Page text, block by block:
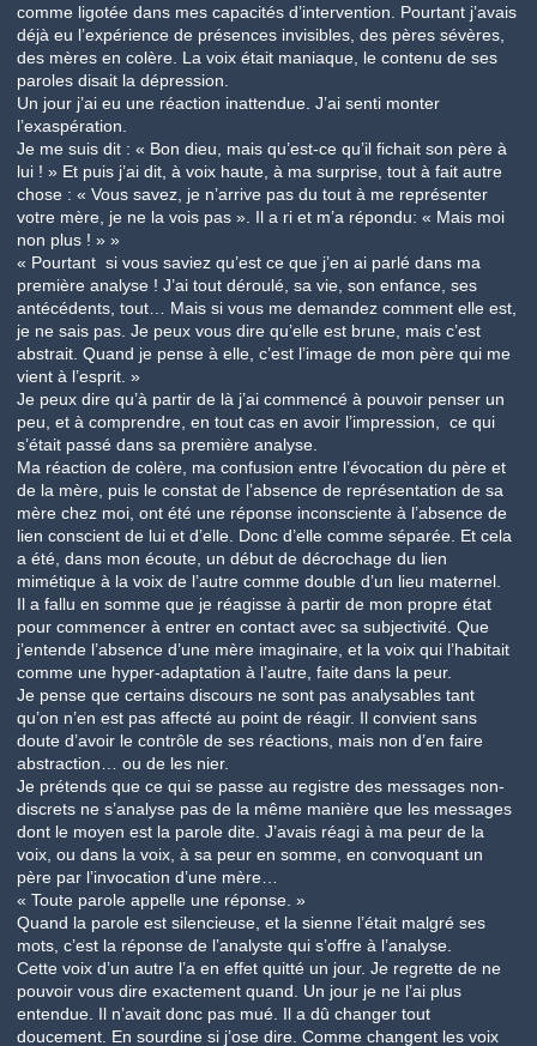
comme ligotée dans mes capacités d’intervention. Pourtant j’avais
déjà eu l’expérience de présences invisibles, des pères sévères,
des mères en colère. La voix était maniaque, le contenu de ses
paroles disait la dépression.
Un jour j’ai eu une réaction inattendue. J’ai senti monter
l’exaspération.
Je me suis dit : « Bon dieu, mais qu’est-ce qu’il fichait son père à
lui ! » Et puis j’ai dit, à voix haute, à ma surprise, tout à fait autre
chose : « Vous savez, je n’arrive pas du tout à me représenter
votre mère, je ne la vois pas ». Il a ri et m’a répondu: « Mais moi
non plus ! » »
« Pourtant si vous saviez qu’est ce que j’en ai parlé dans ma
première analyse ! J’ai tout déroulé, sa vie, son enfance, ses
antécédents, tout… Mais si vous me demandez comment elle est,
je ne sais pas. Je peux vous dire qu’elle est brune, mais c’est
abstrait. Quand je pense à elle, c’est l’image de mon père qui me
vient à l’esprit. »
Je peux dire qu’à partir de là j’ai commencé à pouvoir penser un
peu, et à comprendre, en tout cas en avoir l’impression, ce qui
s’était passé dans sa première analyse.
Ma réaction de colère, ma confusion entre l’évocation du père et
de la mère, puis le constat de l’absence de représentation de sa
mère chez moi, ont été une réponse inconsciente à l’absence de
lien conscient de lui et d’elle. Donc d’elle comme séparée. Et cela
a été, dans mon écoute, un début de décrochage du lien
mimétique à la voix de l’autre comme double d’un lieu maternel.
Il a fallu en somme que je réagisse à partir de mon propre état
pour commencer à entrer en contact avec sa subjectivité. Que
j’entende l’absence d’une mère imaginaire, et la voix qui l’habitait
comme une hyper-adaptation à l’autre, faite dans la peur.
Je pense que certains discours ne sont pas analysables tant
qu’on n’en est pas affecté au point de réagir. Il convient sans
doute d’avoir le contrôle de ses réactions, mais non d’en faire
abstraction… ou de les nier.
Je prétends que ce qui se passe au registre des messages non-
discrets ne s’analyse pas de la même manière que les messages
dont le moyen est la parole dite. J’avais réagi à ma peur de la
voix, ou dans la voix, à sa peur en somme, en convoquant un
père par l’invocation d’une mère…
« Toute parole appelle une réponse. »
Quand la parole est silencieuse, et la sienne l’était malgré ses
mots, c’est la réponse de l’analyste qui s’offre à l’analyse.
Cette voix d’un autre l’a en effet quitté un jour. Je regrette de ne
pouvoir vous dire exactement quand. Un jour je ne l’ai plus
entendue. Il n’avait donc pas mué. Il a dû changer tout
doucement. En sourdine si j’ose dire. Comme changent les voix